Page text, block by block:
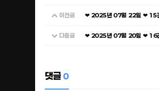
이전글 ❤ 2025년 07월 22일 ❤ 15건
다음글 ❤ 2025년 07월 20일 ❤ 16건
댓글 0